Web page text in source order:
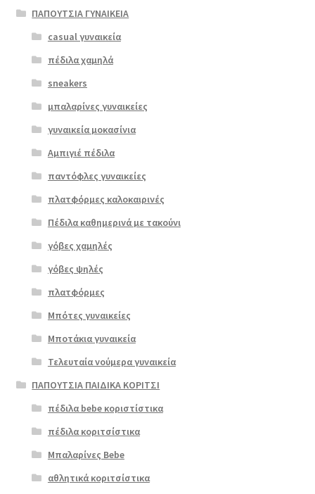
Επιλο
ΠΑΠΟΥΤΣΙΑ ΓΥΝΑΙΚΕΙΑ
casual γυναικεία
πέδιλα χαμηλά
sneakers
μπαλαρίνες γυναικείες
γυναικεία μοκασίνια
Αμπιγιέ πέδιλα
παντόφλες γυναικείες
πλατφόρμες καλοκαιρινές
Πέδιλα καθημερινά με τακούνι
γόβες χαμηλές
γόβες ψηλές
πλατφόρμες
Μπότες γυναικείες
Μποτάκια γυναικεία
Τελευταία νούμερα γυναικεία
ΠΑΠΟΥΤΣΙΑ ΠΑΙΔΙΚΑ ΚΟΡΙΤΣΙ
πέδιλα bebe κοριστίστικα
πέδιλα κοριτσίστικα
Μπαλαρίνες Bebe
αθλητικά κοριτσίστικα